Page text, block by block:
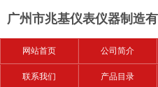
广州市兆基仪表仪器制造
网站首页 公司简介
联系我们 产品目录